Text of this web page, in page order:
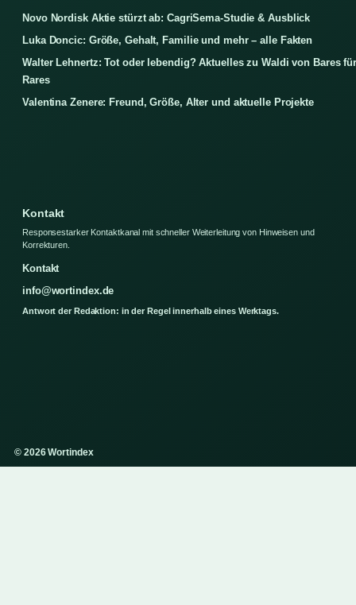
Novo Nordisk Aktie stürzt ab: CagriSema-Studie & Ausblick
Luka Doncic: Größe, Gehalt, Familie und mehr – alle Fakten
Walter Lehnertz: Tot oder lebendig? Aktuelles zu Waldi von Bares
Rares
Valentina Zenere: Freund, Größe, Alter und aktuelle Projekte
Kontakt
Responsestarker Kontaktkanal mit schneller Weiterleitung von Hinweisen und
Korrekturen.
Kontakt
info@wortindex.de
Antwort der Redaktion: in der Regel innerhalb eines Werktags.
© 2026 Wortindex